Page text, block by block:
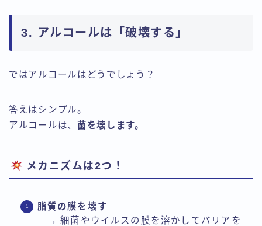
3. アルコールは「破壊する」
ではアルコールはどうでしょう？
答えはシンプル。
アルコールは、 菌を壊します。
メカニズムは2つ！
脂質の膜を壊す
→ 細菌やウイルスの膜を溶かしてバリアを